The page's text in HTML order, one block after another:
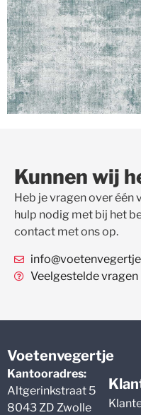
Kunnen wij
Heb je vragen over één
hulp nodig met bij het
contact met ons op.
Veelgestelde vragen
Voetenvegertje
Kantooradres:
Altgerinkstraat 5
8043 ZD Zwolle